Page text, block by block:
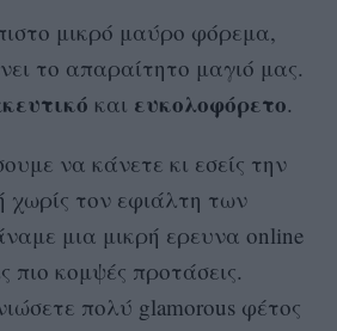
μικρό μαύρο φόρεμα,
το απαραίτητο μαγιό μας.
και ευκολοφόρετο.
να κάνετε κι εσείς την
χωρίς τον εφιάλτη των
μια μικρή ερευνα online
πιο κομψές προτάσεις.
πολύ glamorous φέτος